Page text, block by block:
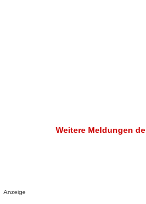
Weitere Meldungen
Anzeige